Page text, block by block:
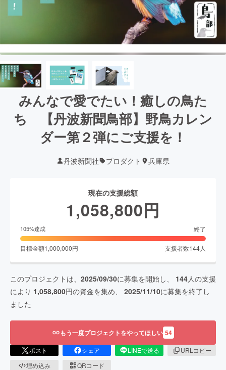
みんなで愛でたい！癒しの鳥た
ち 【丹波新聞鳥部】野鳥カレン
ダー第２弾にご支援を！
丹波新聞社 プロダクト 兵庫県
現在の支援総額
1,058,800円
105%達成 終了
目標金額1,000,000円 支援者数144人
このプロジェクトは、 2025/09/30に募集を開始し、 144人の支援
により 1,058,800円の資金を集め、 2025/11/10に募集を終了し
ました
もう一度プロジェクトをやってほしい 54
ポスト シェア LINEで送る
URLコピー
埋め込み
QRコード